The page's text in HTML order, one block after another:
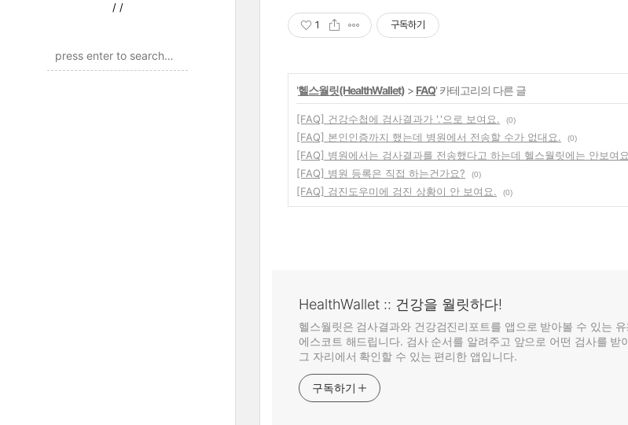
/ /
1 구독하기
'헬스월릿(HealthWallet) > FAQ' 카테고리의 다른 글
[FAQ] 건강수첩에 검사결과가 '.'으로 보여요. (0)
[FAQ] 본인인증까지 했는데 병원에서 전송할 수가 없대요.
(0)
[FAQ] 병원에서는 검사결과를 전송했다고 하는데 헬스월릿에는 안보여
[FAQ] 병원 등록은 직접 하는건가요?
(0)
[FAQ] 검진도우미에 검진 상황이 안 보여요.
(0)
HealthWallet :: 건강을 월릿하다!
헬스월릿은 검사결과와 건강검진리포트를 앱으로 받아볼 수 있는
에스코트 해드립니다. 검사 순서를 알려주고 앞으로 어떤 검사를
그 자리에서 확인할 수 있는 편리한 앱입니다.
구독하기